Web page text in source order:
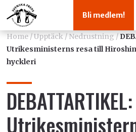
Bli medlem!
Home/Upptäck/ Nedrustning /
Utrikesministerns resa till
hyckleri
DEBATTARTIKEL: